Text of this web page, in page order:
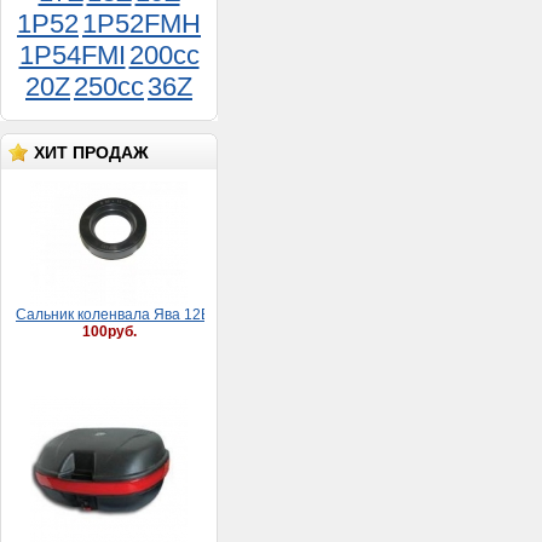
1P521P52FMH
1P54FMI 200cc
20Z250cc36Z
ХИТ ПРОДАЖ
Сaльник коленвaлa Явa 12В (30*52*8)
100руб.
Кофр (задний ящик) ZH-
999 (40 л,макс.загруз. 7
кг,матовый с ручкой, на 2
шлема, Д.Ш.В.: 54*40*28